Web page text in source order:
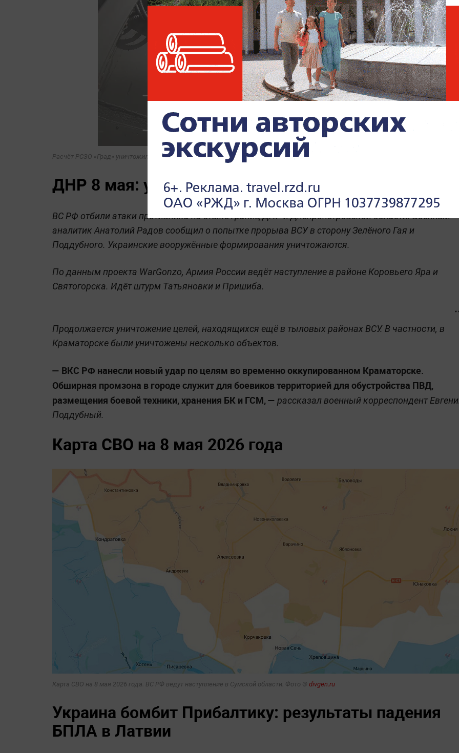
Расчёт РСЗО «Град» уничтожил вражеский пункт управления БПЛА. Видео © Telegram /
ДНР 8 мая: удары по Краматорску
ВС РФ отбили атаки противника на стыке границ ДНР и Днепропетровской области. Военный
аналитик Анатолий Радов сообщил о попытке прорыва ВСУ в сторону Зелёного Гая и
Поддубного. Украинские вооружённые формирования уничтожаются.
По данным проекта WarGonzo, Армия России ведёт наступление в районе Коровьего Яра и
Святогорска. Идёт штурм Татьяновки и Пришиба.
Продолжается уничтожение целей, находящихся ещё в тыловых районах ВСУ. В частности, в
Краматорске были уничтожены несколько объектов.
— ВКС РФ нанесли новый удар по целям во временно оккупированном Краматорске.
Обширная промзона в городе служит для боевиков территорией для обустройства ПВД,
размещения боевой техники, хранения БК и ГСМ, — рассказал военный корреспондент
Поддубный.
Карта СВО на 8 мая 2026 года
Карта СВО на 8 мая 2026 года. ВС РФ ведут наступление в Сумской области. Фото © divgen.ru
Украина бомбит Прибалтику: результаты падения
БПЛА в Латвии